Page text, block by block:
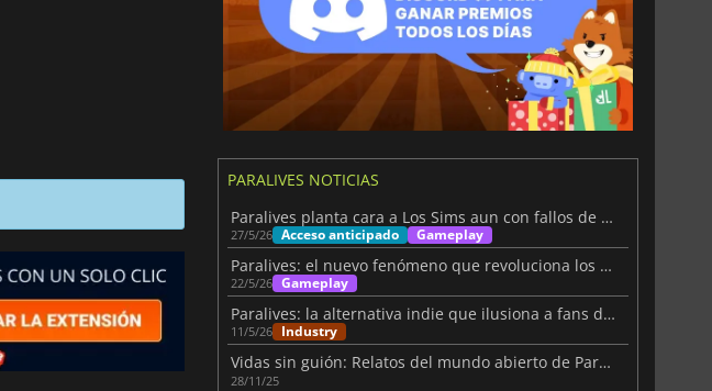
PARALIVES NOTICIAS
Paralives planta cara a Los Sims aun con fallos de Early Access
27/5/26 Acceso anticipado Gameplay
Paralives: el nuevo fenómeno que revoluciona los Life Sims
22/5/26 Gameplay
Paralives: la alternativa indie que ilusiona a fans de The Sims
11/5/26 Industry
Vidas sin guión: Relatos del mundo abierto de Paralives
28/11/25